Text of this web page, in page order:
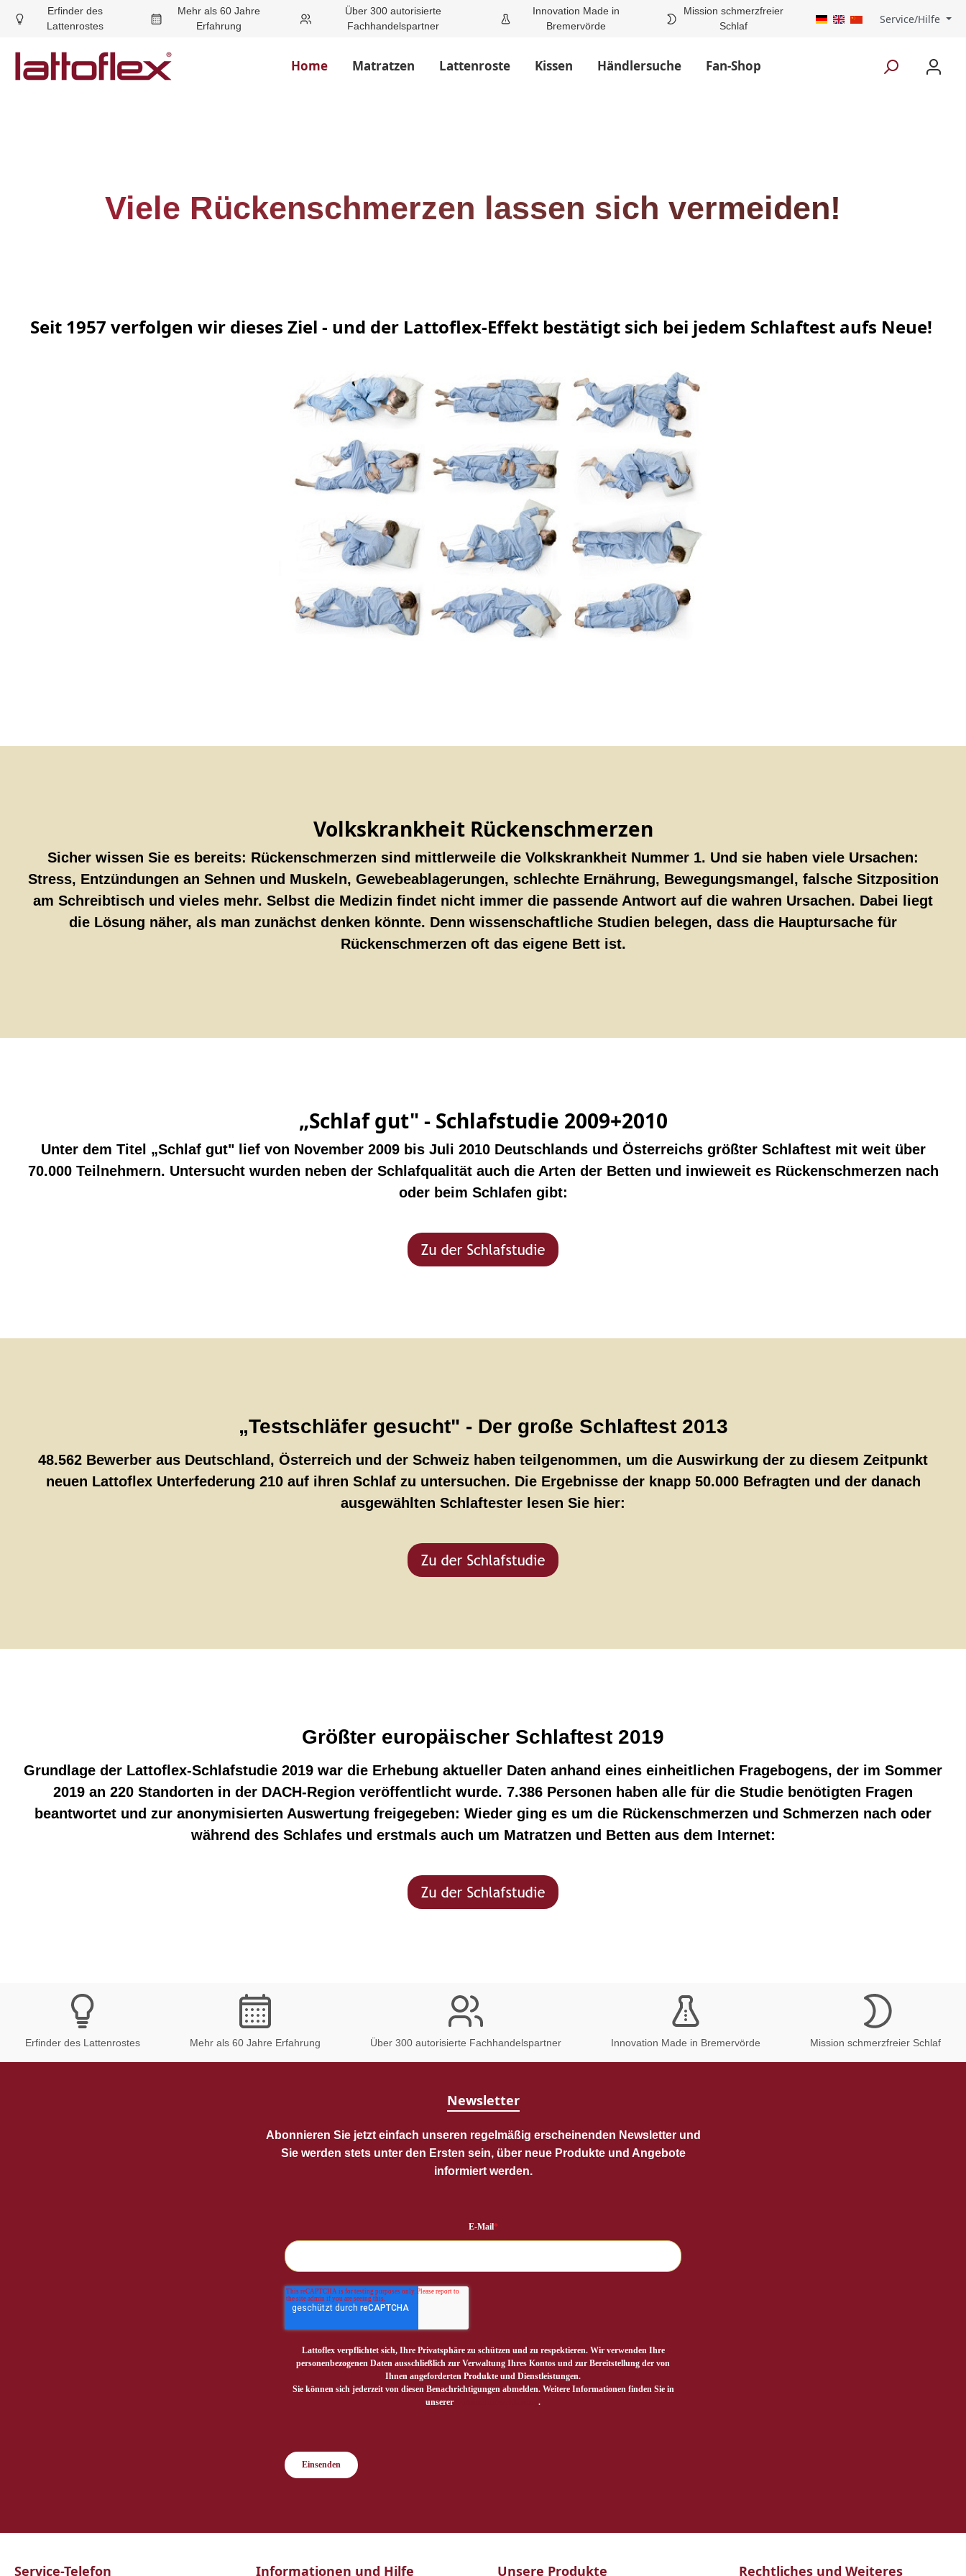
Erfinder des
Lattenrostes
Mehr als 60 Jahre
Erfahrung
Über 300 autorisierte
Fachhandelspartner
Innovation Made in
Bremervörde
Mission schmerzfreier
Schlaf
Service/Hilfe
Home Matratzen Lattenroste Kissen Händlersuche Fan-Shop
Viele Rückenschmerzen lassen sich vermeiden!
Seit 1957 verfolgen wir dieses Ziel - und der Lattoflex-Effekt bestätigt sich bei jedem Schlaftest aufs Neue!
Volkskrankheit Rückenschmerzen
Sicher wissen Sie es bereits: Rückenschmerzen sind mittlerweile die Volkskrankheit Nummer 1. Und sie haben viele Ursachen:
Stress, Entzündungen an Sehnen und Muskeln, Gewebeablagerungen, schlechte Ernährung, Bewegungsmangel, falsche Sitzposition
am Schreibtisch und vieles mehr. Selbst die Medizin findet nicht immer die passende Antwort auf die wahren Ursachen. Dabei liegt
die Lösung näher, als man zunächst denken könnte. Denn wissenschaftliche Studien belegen, dass die Hauptursache für
Rückenschmerzen oft das eigene Bett ist.
„Schlaf gut" - Schlafstudie 2009+2010
Unter dem Titel „Schlaf gut" lief von November 2009 bis Juli 2010 Deutschlands und Österreichs größter Schlaftest mit weit über
70.000 Teilnehmern. Untersucht wurden neben der Schlafqualität auch die Arten der Betten und inwieweit es Rückenschmerzen nach
oder beim Schlafen gibt:
„Testschläfer gesucht" - Der große Schlaftest 2013
48.562 Bewerber aus Deutschland, Österreich und der Schweiz haben teilgenommen, um die Auswirkung der zu diesem Zeitpunkt
neuen Lattoflex Unterfederung 210 auf ihren Schlaf zu untersuchen. Die Ergebnisse der knapp 50.000 Befragten und der danach
ausgewählten Schlaftester lesen Sie hier:
Größter europäischer Schlaftest 2019
Grundlage der Lattoflex-Schlafstudie 2019 war die Erhebung aktueller Daten anhand eines einheitlichen Fragebogens, der im Sommer
2019 an 220 Standorten in der DACH-Region veröffentlicht wurde. 7.386 Personen haben alle für die Studie benötigten Fragen
beantwortet und zur anonymisierten Auswertung freigegeben: Wieder ging es um die Rückenschmerzen und Schmerzen nach oder
während des Schlafes und erstmals auch um Matratzen und Betten aus dem Internet:
Erfinder des Lattenrostes Mehr als 60 Jahre Erfahrung Über 300 autorisierte Fachhandelspartner Innovation Made in Bremervörde Mission schmerzfreier Schlaf
Newsletter
Abonnieren Sie jetzt einfach unseren regelmäßig erscheinenden Newsletter und
Sie werden stets unter den Ersten sein, über neue Produkte und Angebote
informiert werden.
E-Mail*
Lattoflex verpflichtet sich, Ihre Privatsphäre zu schützen und zu respektieren. Wir verwenden Ihre
personenbezogenen Daten ausschließlich zur Verwaltung Ihres Kontos und zur Bereitstellung der von
Ihnen angeforderten Produkte und Dienstleistungen.
Sie können sich jederzeit von diesen Benachrichtigungen abmelden. Weitere Informationen finden Sie in
unserer
.
Einsenden
Service-Telefon Informationen und Hilfe Unsere Produkte Rechtliches und Weiteres